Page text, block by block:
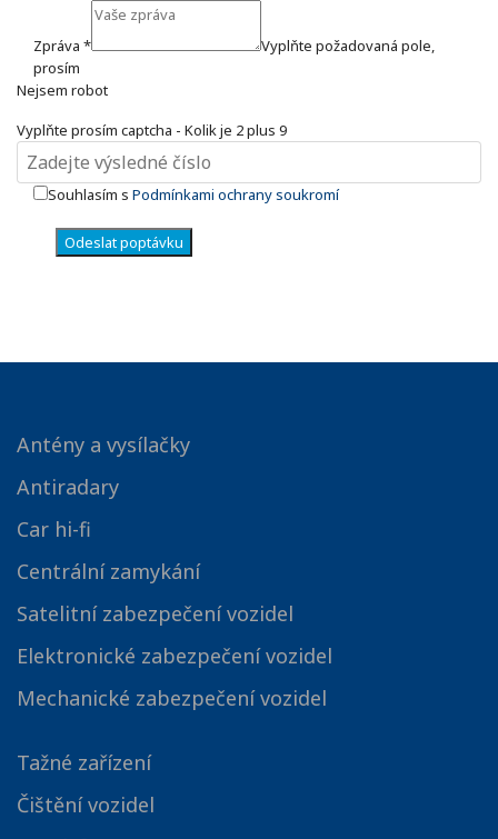
Zpráva *
Vyplňte požadovaná pole,
prosím
Nejsem robot
Vyplňte prosím captcha - Kolik je 2 plus 9
Souhlasím s Podmínkami ochrany soukromí
Odeslat poptávku
Antény a vysílačky
Antiradary
Car hi-fi
Centrální zamykání
Satelitní zabezpečení vozidel
Elektronické zabezpečení vozidel
Mechanické zabezpečení vozidel
Tažné zařízení
Čištění vozidel